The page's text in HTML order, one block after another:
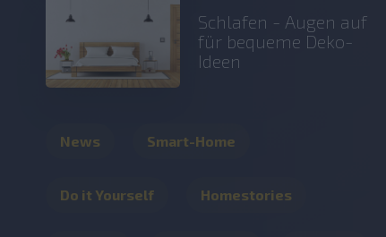
Schlafen - Augen auf
für bequeme Deko-
Ideen
News Smart-Home
Do it Yourself Homestories